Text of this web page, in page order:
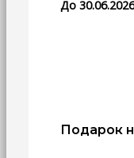
До
Подарок